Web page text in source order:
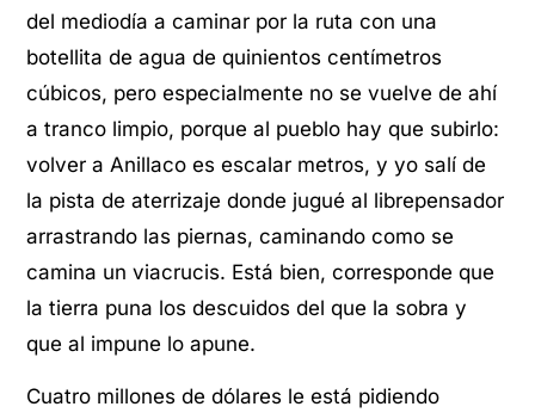
del mediodía a caminar por la ruta con una
botellita de agua de quinientos centímetros
cúbicos, pero especialmente no se vuelve de ahí
a tranco limpio, porque al pueblo hay que subirlo:
volver a Anillaco es escalar metros, y yo salí de
la pista de aterrizaje donde jugué al librepensador
arrastrando las piernas, caminando como se
camina un viacrucis. Está bien, corresponde que
la tierra puna los descuidos del que la sobra y
que al impune lo apune.
Cuatro millones de dólares le está pidiendo